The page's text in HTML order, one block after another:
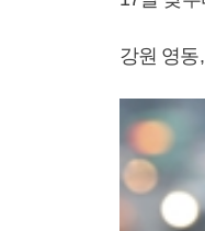
강원 영동